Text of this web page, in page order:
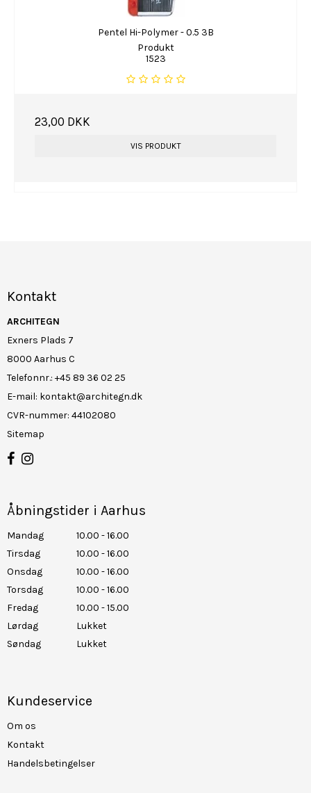
Pentel Hi-Polymer - 0.5 3B
Produkt
1523
23,00 DKK
VIS PRODUKT
Kontakt
ARCHITEGN
Exners Plads 7
8000 Aarhus C
Telefonnr.: +45 89 36 02 25
E-mail: kontakt@architegn.dk
CVR-nummer: 44102080
Sitemap
Åbningstider i Aarhus
Mandag
10.00 - 16.00
Tirsdag
10.00 - 16.00
Onsdag
10.00 - 16.00
Torsdag
10.00 - 16.00
Fredag
10.00 - 15.00
Lørdag
Lukket
Søndag
Lukket
Kundeservice
Om os
Kontakt
Handelsbetingelser